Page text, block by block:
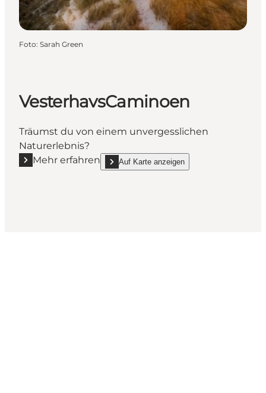
Foto: Sarah Green
VesterhavsCaminoen
Träumst du von einem unvergesslichen
Naturerlebnis?
Mehr erfahren
Mehr erfahren "VesterhavsCaminoen"
Auf Karte anzeigen
show VesterhavsCaminoen on_map